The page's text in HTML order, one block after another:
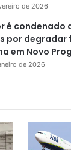
de 2026
é condenado
por degradar
em Novo
de 2026